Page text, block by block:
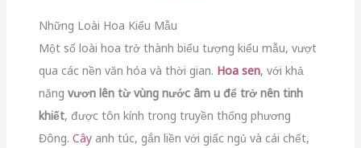
Những Loài Hoa Kiểu Mẫu
Một số loài hoa trở thành biểu tượng kiểu mẫu, vượt
qua các nền văn hóa và thời gian. Hoa sen, với khả
năng vươn lên từ vùng nước âm u để trở nên tinh
khiết, được tôn kính trong truyền thống phương
Đông. Câyanh túc, gắn liền với giấc ngủ và cái chết,